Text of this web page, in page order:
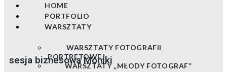
HOME
PORTFOLIO
WARSZTATY
WARSZTATY FOTOGRAFII
PORTRETOWEJ
WARSZTATY „MŁODY FOTOGRAF”
sesja biznesowa Moniki